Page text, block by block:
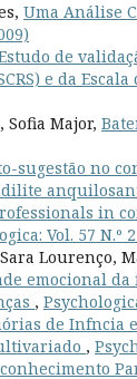
Uma Análise
de
e da
Major,
sugestão no
in
Vol. 57 N.º
Lourenço,
emocional da
,
de Infncia
,